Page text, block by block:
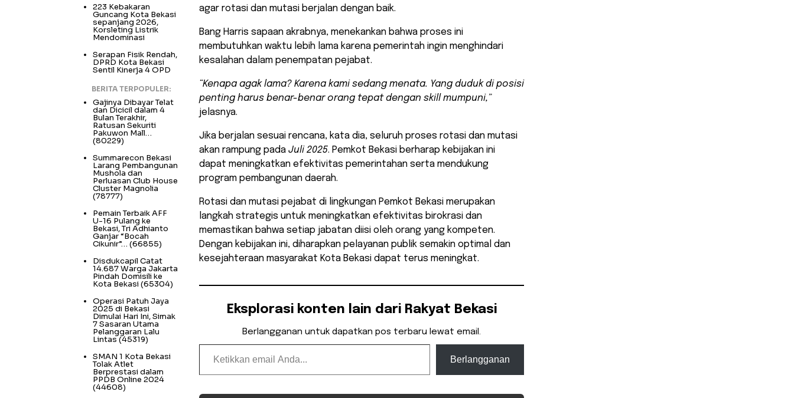
agar rotasi dan mutasi berjalan dengan baik.
Bang Harris sapaan akrabnya, menekankan bahwa proses ini
membutuhkan waktu lebih lama karena pemerintah ingin menghindari
kesalahan dalam penempatan pejabat.
“Kenapa agak lama? Karena kami sedang menata. Yang duduk di posisi
penting harus benar-benar orang tepat dengan skill mumpuni,”
jelasnya.
Jika berjalan sesuai rencana, kata dia, seluruh proses rotasi dan mutasi
akan rampung pada Juli 2025. Pemkot Bekasi berharap kebijakan ini
dapat meningkatkan efektivitas pemerintahan serta mendukung
program pembangunan daerah.
Rotasi dan mutasi pejabat di lingkungan Pemkot Bekasi merupakan
langkah strategis untuk meningkatkan efektivitas birokrasi dan
memastikan bahwa setiap jabatan diisi oleh orang yang kompeten.
Dengan kebijakan ini, diharapkan pelayanan publik semakin optimal dan
kesejahteraan masyarakat Kota Bekasi dapat terus meningkat.
Eksplorasi konten lain dari Rakyat Bekasi
Berlangganan untuk dapatkan pos terbaru lewat email.
Ketikkan email Anda...
Berlangganan
223 Kebakaran
Guncang Kota Bekasi
sepanjang 2026,
Korsleting Listrik
Mendominasi
Serapan Fisik Rendah,
DPRD Kota Bekasi
Sentil Kinerja 4 OPD
BERITA TERPOPULER:
Gajinya Dibayar Telat
dan Dicicil dalam 4
Bulan Terakhir,
Ratusan Sekuriti
Pakuwon Mall…
(80229)
Summarecon Bekasi
Larang Pembangunan
Mushola dan
Perluasan Club House
Cluster Magnolia
(78777)
Pemain Terbaik AFF
U-16 Pulang ke
Bekasi, Tri Adhianto
Ganjar “Bocah
Cikunir”… (66855)
Disdukcapil Catat
14.687 Warga Jakarta
Pindah Domisili ke
Kota Bekasi (65304)
Operasi Patuh Jaya
2025 di Bekasi
Dimulai Hari Ini, Simak
7 Sasaran Utama
Pelanggaran Lalu
Lintas(45319)
SMAN 1 Kota Bekasi
Tolak Atlet
Berprestasi dalam
PPDB Online 2024
(44608)